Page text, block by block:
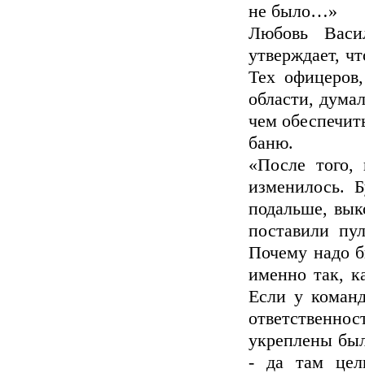
не было…»
Любовь
утверждает,
Тех
области,
чем
баню.
«После
изменилось.
подальше,
поставили
Почему надо
именно так,
Если у
укреплены
- да там